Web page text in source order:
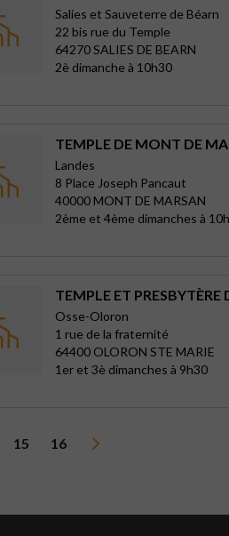
Salies et Sauveterre de Béarn
22 bis rue du Temple
64270 SALIES DE BEARN
2è dimanche à 10h30
TEMPLE DE MONT DE
Landes
8 Place Joseph Pancaut
40000 MONT DE MARSAN
2ème et 4ème dimanches à
TEMPLE ET PRESBYTÈRE
Osse-Oloron
1 rue de la fraternité
64400 OLORON STE MARIE
1er et 3è dimanches à 9h30
15 16